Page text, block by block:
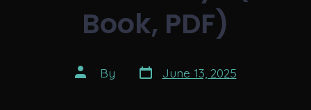
Book, PDF)
Post
author
By Post
date
June 13, 2025